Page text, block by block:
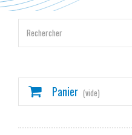
Panier (vide)